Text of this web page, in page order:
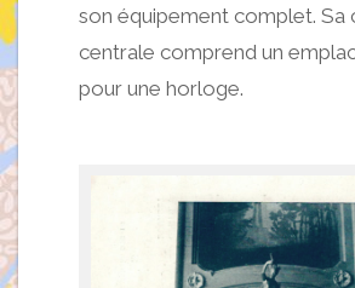
son équipement complet. Sa
centrale comprend un
pour une horloge.